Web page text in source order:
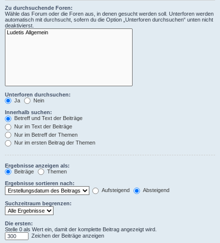
Zu durchsuchende Foren:
Wähle das Forum oder die Foren aus, in denen gesucht werden soll. Unterforen werden
automatisch mit durchsucht, sofern du die Option „Unterforen durchsuchen“ unten nicht
deaktivierst.
Unterforen durchsuchen:
Ja
Nein
Innerhalb suchen:
Betreff und Text der Beiträge
Nur im Text der Beiträge
Nur im Betreff der Themen
Nur im ersten Beitrag der Themen
Ergebnisse anzeigen als:
Beiträge
Themen
Ergebnisse sortieren nach:
Aufsteigend
Absteigend
Suchzeitraum begrenzen:
Die ersten:
Stelle 0 als Wert ein, damit der komplette Beitrag angezeigt wird.
Zeichen der Beiträge anzeigen